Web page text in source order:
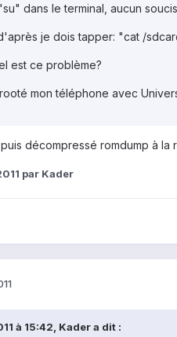
dans le terminal, aucun
je dois tapper: "cat /
est ce problème?
mon téléphone avec
décompressé romdump à la
par Kader
à 15:42, Kader a dit :